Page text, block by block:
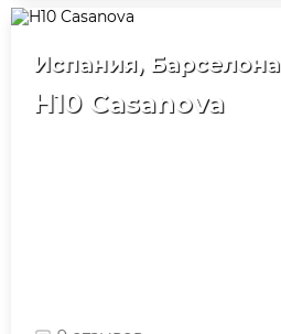
Испания, Барселона
H10 Casanova